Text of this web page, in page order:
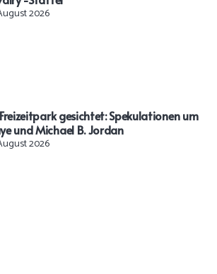
2026
gesichtet: Spekulationen um
und Michael B. Jordan
2026